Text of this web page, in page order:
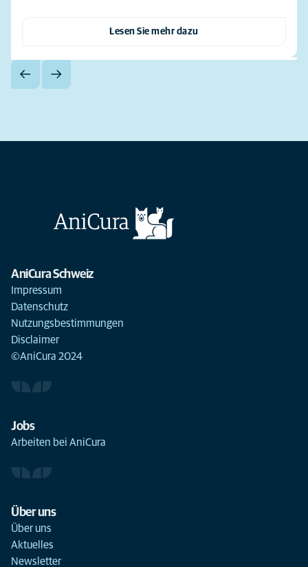
Lesen Sie mehr dazu
AniCura Schweiz
Impressum
Datenschutz
Nutzungsbestimmungen
Disclaimer
©AniCura 2024
Jobs
Arbeiten bei AniCura
Über uns
Über uns
Aktuelles
Newsletter